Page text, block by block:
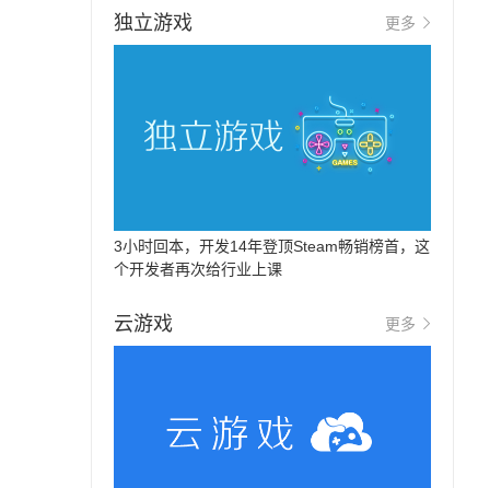
独立游戏 更多
3小时回本，开发14年登顶Steam畅销榜首，这
个开发者再次给行业上课
云游戏 更多